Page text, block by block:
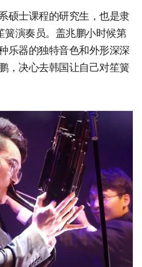
硕士课程的研究生，也是隶
簧演奏员。盖兆鹏小时候第
乐器的独特音色和外形深深
，决心去韩国让自己对笙簧